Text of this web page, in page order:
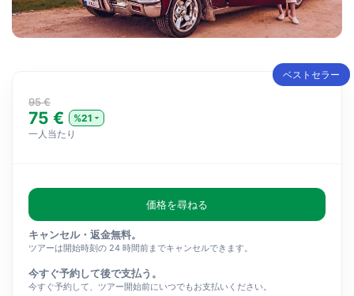
ベストセラー
95 €
75 €
%21
一人当たり
価格を尋ねる
キャンセル・返金無料。
ツアーは開始時刻の 24 時間前までキャンセルできます。
今すぐ予約して後で支払う。
今すぐ予約して、ツアー開始前にいつでもお支払いください。